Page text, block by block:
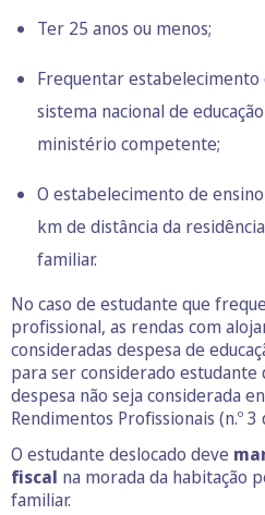
Ter 25 anos ou menos;
Frequentar
sistema nacional de
ministério competente;
O estabelecimento de
km de distância da
familiar.
No caso de estudante que
profissional, as rendas com
consideradas despesa de
para ser considerado estudante
despesa não seja considerada
Rendimentos Profissionais (n.º 3
O estudante deslocado deve
fiscal na morada da habitação
familiar.